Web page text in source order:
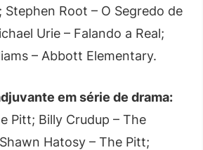
Stephen Root – O Segredo de
Urie – Falando a Real;
– Abbott Elementary.
em série de drama:
Pitt; Billy Crudup – The
Hatosy – The Pitt;